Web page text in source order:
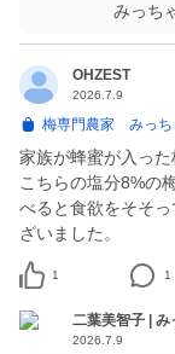
みっちゃ
OHZEST
2026.7.9
梅専門農家 みっち
家族が蜂蜜が入った
こちらの塩分8%の
べると食欲をそそ
ざいました。
1 1
二葉美智子 | み
2026.7.9